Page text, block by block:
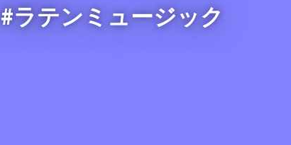
#ラテンミュージック